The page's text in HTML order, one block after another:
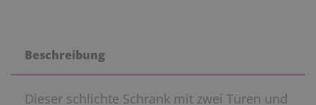
Beschreibung
Dieser schlichte Schrank mit zwei Türen und